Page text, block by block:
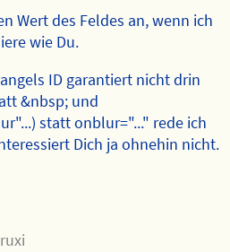
Wert des Feldes an, wenn ich
wie Du.
ID garantiert nicht drin
&nbsp; und
statt onblur="..." rede ich
Dich ja ohnehin nicht.